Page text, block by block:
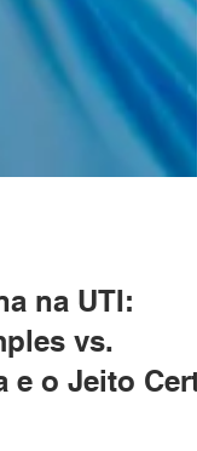
na UTI:
vs.
o Jeito